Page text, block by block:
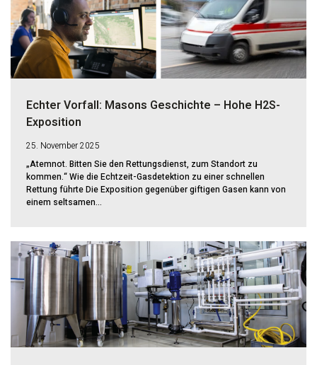
Echter Vorfall: Masons Geschichte – Hohe H2S-
Exposition
25. November 2025
„Atemnot. Bitten Sie den Rettungsdienst, zum Standort zu
kommen.“ Wie die Echtzeit-Gasdetektion zu einer schnellen
Rettung führte Die Exposition gegenüber giftigen Gasen kann von
einem seltsamen...